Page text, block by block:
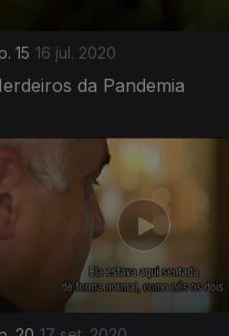
15 16 jul. 2020
da Pandemia